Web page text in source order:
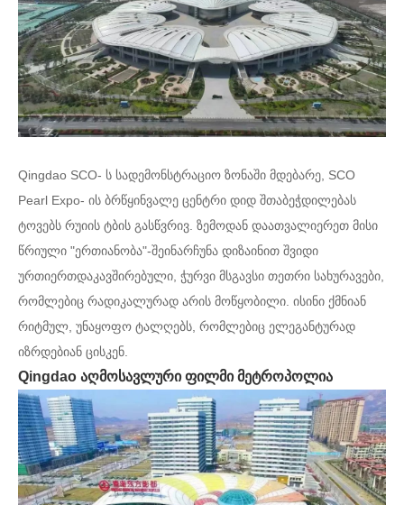
Qingdao SCO- ს სადემონსტრაციო ზონაში მდებარე, SCO
Pearl Expo- ის ბრწყინვალე ცენტრი დიდ შთაბეჭდილებას
ტოვებს რუიის ტბის გასწვრივ. ზემოდან დაათვალიერეთ მისი
წრიული "ერთიანობა"-შეინარჩუნა დიზაინით შვიდი
ურთიერთდაკავშირებული, ჭურვი მსგავსი თეთრი სახურავები,
რომლებიც რადიკალურად არის მოწყობილი. ისინი ქმნიან
რიტმულ, უნაყოფო ტალღებს, რომლებიც ელეგანტურად
იზრდებიან ცისკენ.
Qingdao აღმოსავლური ფილმი მეტროპოლია